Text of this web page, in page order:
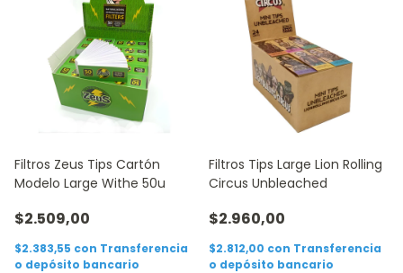
Filtros Zeus Tips Cartón
Modelo Large Withe 50u
$2.509,00
$2.383,55 con Transferencia
o depósito bancario
Filtros Tips Large Lion Rolling
Circus Unbleached
$2.960,00
$2.812,00 con Transferencia
o depósito bancario